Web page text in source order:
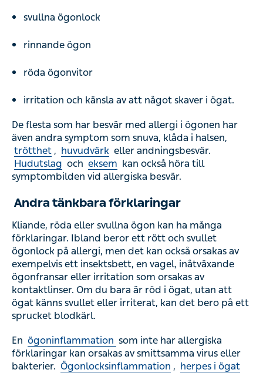
svullna ögonlock
rinnande ögon
röda ögonvitor
irritation och känsla av att något skaver i ögat.
De flesta som har besvär med allergi i ögonen har
även andra symptom som snuva, klåda i halsen,
trötthet , huvudvärk eller andningsbesvär.
Hudutslag och eksem kan också höra till
symptombilden vid allergiska besvär.
Andra tänkbara förklaringar
Kliande, röda eller svullna ögon kan ha många
förklaringar. Ibland beror ett rött och svullet
ögonlock på allergi, men det kan också orsakas av
exempelvis ett insektsbett, en vagel, inåtväxande
ögonfransar eller irritation som orsakas av
kontaktlinser. Om du bara är röd i ögat, utan att
ögat känns svullet eller irriterat, kan det bero på ett
sprucket blodkärl.
En ögoninflammation som inte har allergiska
förklaringar kan orsakas av smittsamma virus eller
bakterier. Ögonlocksinflammation , herpes i ögat